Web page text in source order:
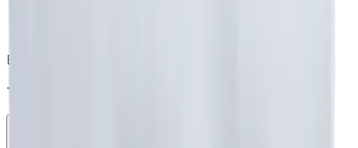
Beyaz Nevresim
Toptan destek ekibimiz burada 👋